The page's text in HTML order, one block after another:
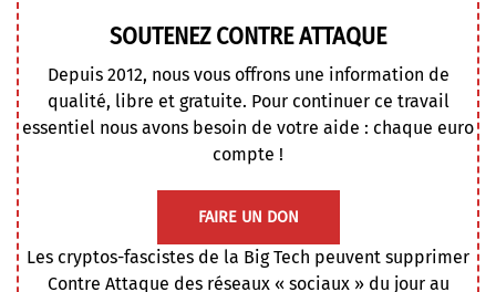
SOUTENEZ CONTRE ATTAQUE
Depuis 2012, nous vous offrons une information de
qualité, libre et gratuite. Pour continuer ce travail
essentiel nous avons besoin de votre aide : chaque euro
compte !
FAIRE UN DON
Les cryptos-fascistes de la Big Tech peuvent supprimer
Contre Attaque des réseaux « sociaux » du jour au